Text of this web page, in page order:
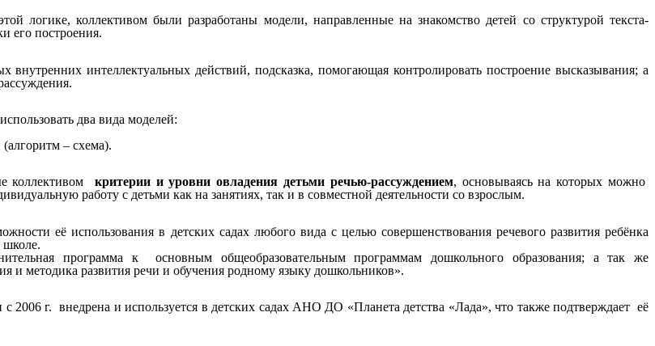
логике, коллективом были разработаны модели, направленные на знакомство детей со структурой текста-
его построения.
интеллектуальных действий, подсказка, помогающая контролировать построение высказывания; а
два вида моделей:
– схема).
коллективом критерии и уровни овладения детьми речью-рассуждением, основываясь на которых можно
работу с детьми как на занятиях, так и в совместной деятельности со взрослым.
её использования в детских садах любого вида с целью совершенствования речевого развития ребёнка
школе.
программа к основным общеобразовательным программам дошкольного образования; а так же
и методика развития речи и обучения родному языку дошкольников».
2006 г. внедрена и используется в детских садах АНО ДО «Планета детства «Лада», что также подтверждает её